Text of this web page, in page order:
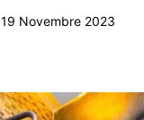
19 Novembre 2023